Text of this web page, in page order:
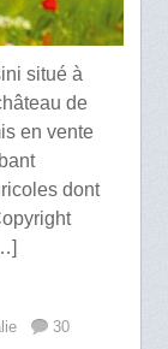
situé à
de
en vente
dont
30